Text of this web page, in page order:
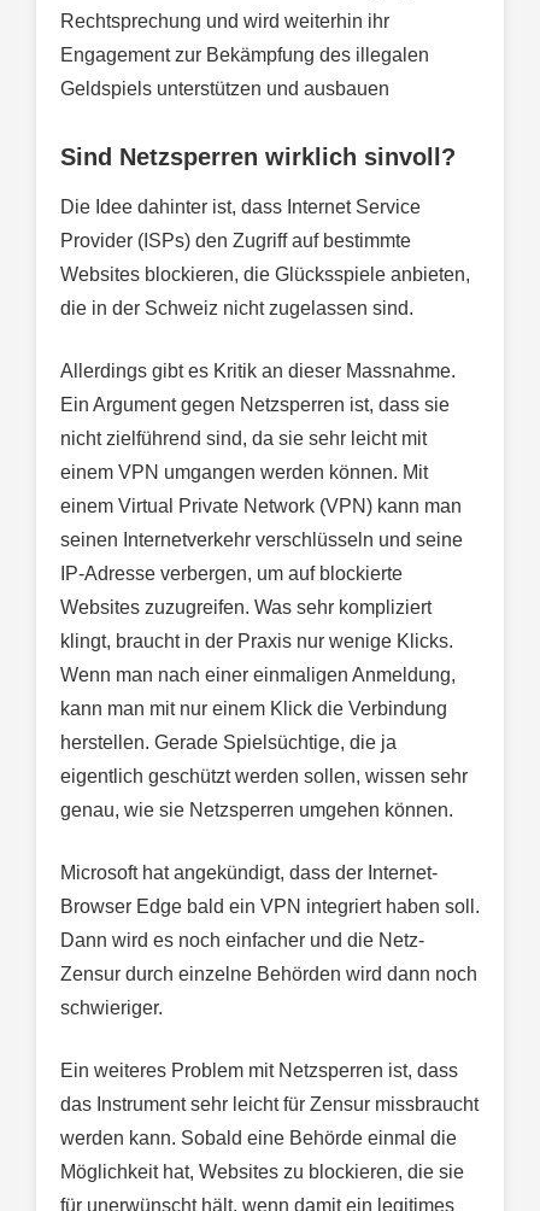
Rechtsprechung und wird weiterhin ihr
Engagement zur Bekämpfung des illegalen
Geldspiels unterstützen und ausbauen
Sind Netzsperren wirklich sinvoll?
Die Idee dahinter ist, dass Internet Service
Provider (ISPs) den Zugriff auf bestimmte
Websites blockieren, die Glücksspiele anbieten,
die in der Schweiz nicht zugelassen sind.
Allerdings gibt es Kritik an dieser Massnahme.
Ein Argument gegen Netzsperren ist, dass sie
nicht zielführend sind, da sie sehr leicht mit
einem VPN umgangen werden können. Mit
einem Virtual Private Network (VPN) kann man
seinen Internetverkehr verschlüsseln und seine
IP-Adresse verbergen, um auf blockierte
Websites zuzugreifen. Was sehr kompliziert
klingt, braucht in der Praxis nur wenige Klicks.
Wenn man nach einer einmaligen Anmeldung,
kann man mit nur einem Klick die Verbindung
herstellen. Gerade Spielsüchtige, die ja
eigentlich geschützt werden sollen, wissen sehr
genau, wie sie Netzsperren umgehen können.
Microsoft hat angekündigt, dass der Internet-
Browser Edge bald ein VPN integriert haben soll.
Dann wird es noch einfacher und die Netz-
Zensur durch einzelne Behörden wird dann noch
schwieriger.
Ein weiteres Problem mit Netzsperren ist, dass
das Instrument sehr leicht für Zensur missbraucht
werden kann. Sobald eine Behörde einmal die
Möglichkeit hat, Websites zu blockieren, die sie
für unerwünscht hält, wenn damit ein legitimes